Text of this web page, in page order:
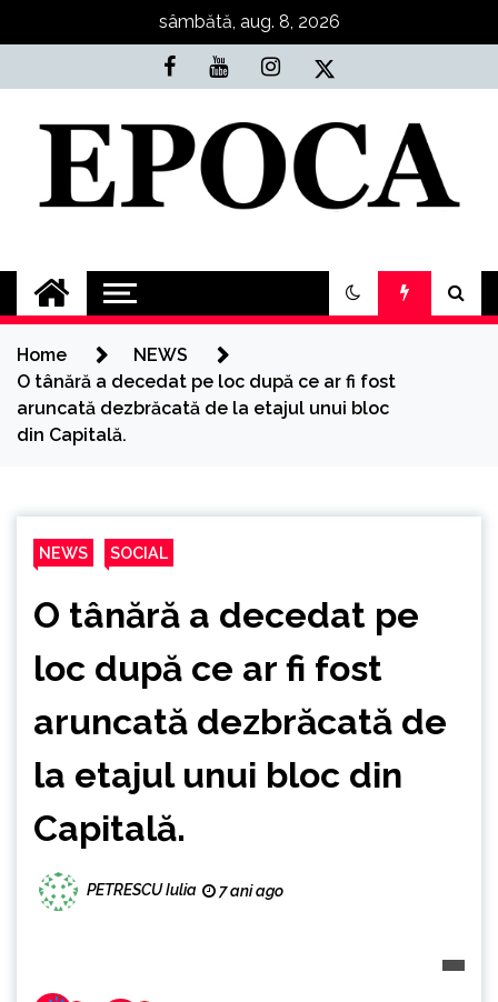
sâmbătă, aug. 8, 2026
Epoca
Cele mai noi știri online din România
Home
NEWS
O tânără a decedat pe loc după ce ar fi fost
aruncată dezbrăcată de la etajul unui bloc
din Capitală.
NEWS SOCIAL
O tânără a decedat pe
loc după ce ar fi fost
aruncată dezbrăcată de
la etajul unui bloc din
Capitală.
PETRESCU Iulia 7 ani ago